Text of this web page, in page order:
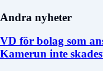
Andra nyheter
VD för bolag som
Kamerun inte